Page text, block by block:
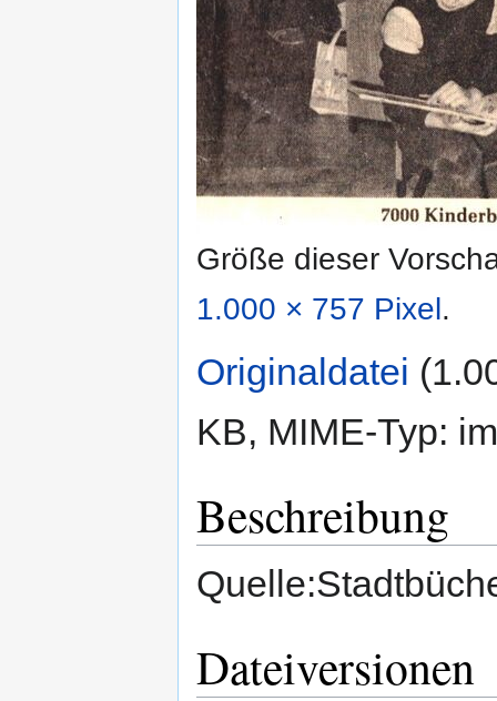
Größe dieser
1.000 × 757 Pixel.
Originaldatei
KB, MIME-Typ:
Beschreibung
Dateiversionen